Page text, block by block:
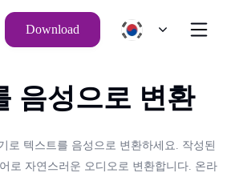
Download
음성으로 변환
로 텍스트를 음성으로 변환하세요. 작성된
로 자연스러운 오디오로 변환합니다. 온라